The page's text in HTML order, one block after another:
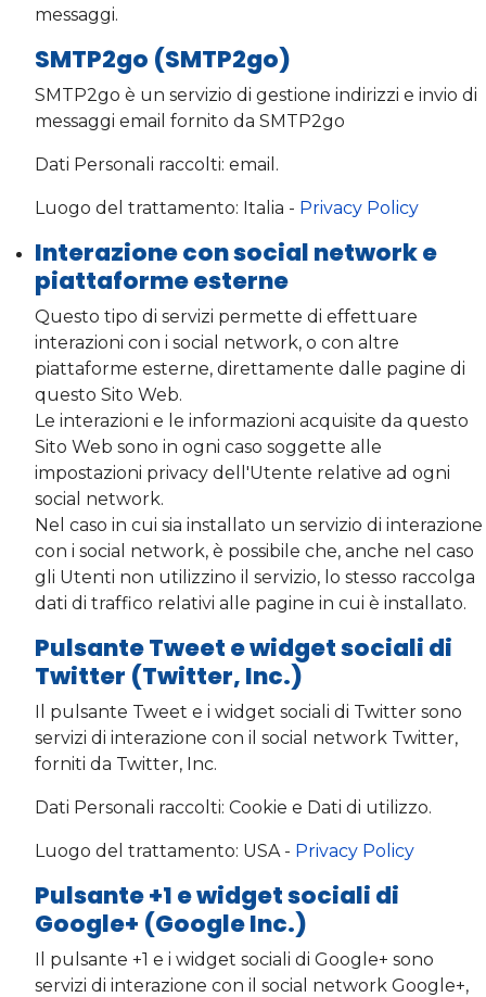
messaggi.
SMTP2go (SMTP2go)
SMTP2go è un servizio di gestione indirizzi e invio di
messaggi email fornito da SMTP2go
Dati Personali raccolti: email.
Luogo del trattamento: Italia - Privacy Policy
Interazione con social network e
piattaforme esterne
Questo tipo di servizi permette di effettuare
interazioni con i social network, o con altre
piattaforme esterne, direttamente dalle pagine di
questo Sito Web.
Le interazioni e le informazioni acquisite da questo
Sito Web sono in ogni caso soggette alle
impostazioni privacy dell'Utente relative ad ogni
social network.
Nel caso in cui sia installato un servizio di interazione
con i social network, è possibile che, anche nel caso
gli Utenti non utilizzino il servizio, lo stesso raccolga
dati di traffico relativi alle pagine in cui è installato.
Pulsante Tweet e widget sociali di
Twitter (Twitter, Inc.)
Il pulsante Tweet e i widget sociali di Twitter sono
servizi di interazione con il social network Twitter,
forniti da Twitter, Inc.
Dati Personali raccolti: Cookie e Dati di utilizzo.
Luogo del trattamento: USA - Privacy Policy
Pulsante +1 e widget sociali di
Google+ (Google Inc.)
Il pulsante +1 e i widget sociali di Google+ sono
servizi di interazione con il social network Google+,